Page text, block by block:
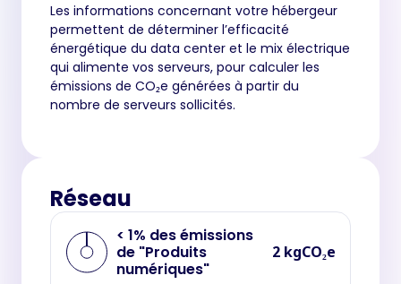
Les informations concernant votre hébergeur
permettent de déterminer l’efficacité
énergétique du data center et le mix électrique
qui alimente vos serveurs, pour calculer les
émissions de CO₂e générées à partir du
nombre de serveurs sollicités.
Réseau
< 1% des émissions
de "Produits
numériques"
2 kgCO₂e